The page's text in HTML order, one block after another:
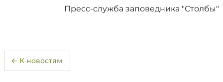
Пресс-служба заповедника "Столбы"
← К новостям